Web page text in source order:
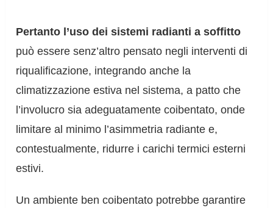
Pertanto l’uso dei sistemi radianti a soffitto
può essere senz’altro pensato negli interventi di
riqualificazione, integrando anche la
climatizzazione estiva nel sistema, a patto che
l’involucro sia adeguatamente coibentato, onde
limitare al minimo l’asimmetria radiante e,
contestualmente, ridurre i carichi termici esterni
estivi.
Un ambiente ben coibentato potrebbe garantire